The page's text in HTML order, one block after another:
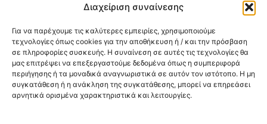
Διαχείριση συναίνεσης
Για να παρέχουμε τις καλύτερες εμπειρίες, χρησιμοποιούμε
τεχνολογίες όπως cookies για την αποθήκευση ή / και την πρόσβαση
σε πληροφορίες συσκευής. Η συναίνεση σε αυτές τις τεχνολογίες θα
μας επιτρέψει να επεξεργαστούμε δεδομένα όπως η συμπεριφορά
περιήγησης ή τα μοναδικά αναγνωριστικά σε αυτόν τον ιστότοπο. Η μη
συγκατάθεση ή η ανάκληση της συγκατάθεσης, μπορεί να επηρεάσει
αρνητικά ορισμένα χαρακτηριστικά και λειτουργίες.
(μεσημέρι). (Ορθή Επανάληψη v.1 17-10-
17 Οκτωβρίου, 2024
Προκηρύξεις Θέσεων Ιατρών ΕΣΥ σε Νοσοκομεία της
3ης ΥΠΕ Μακεδονίας,Προσλήψεις – Διορισμοί